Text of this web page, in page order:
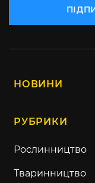
НОВИНИ
РУБРИКИ
Рослинництво
Тваринництво